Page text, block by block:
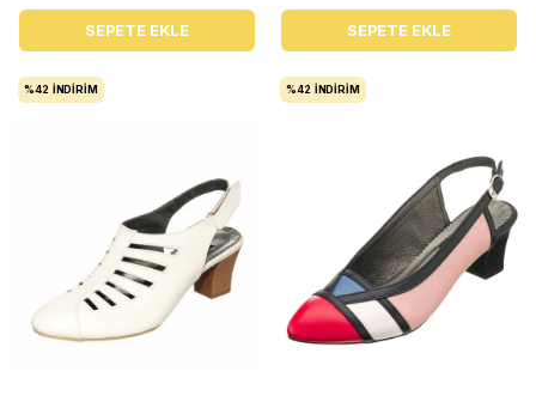
SEPETE EKLE SEPETE EKLE
%42 İNDIRIM %42 İNDIRIM